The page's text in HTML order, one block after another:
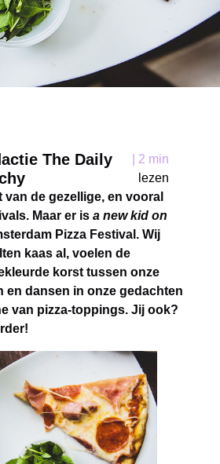
The Daily
2 min
lezen
de gezellige, en vooral
Maar er is a new kid on
Pizza Festival. Wij
kaas al, voelen de
korst tussen onze
en dansen in onze gedachten
van pizza-toppings. Jij ook?